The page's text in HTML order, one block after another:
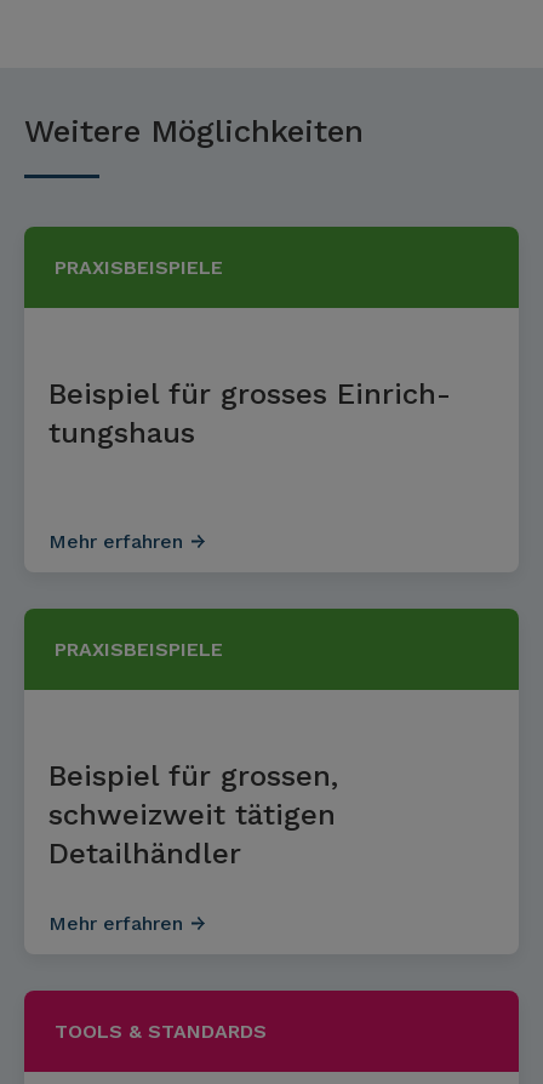
Weitere Möglichkeiten
PRAXISBEISPIELE
Beispiel für gros­ses Einrich­
tungs­haus
Mehr erfahren
PRAXISBEISPIELE
Beispiel für grossen,
schweizweit tätigen
Detailhändler
Mehr erfahren
TOOLS & STANDARDS